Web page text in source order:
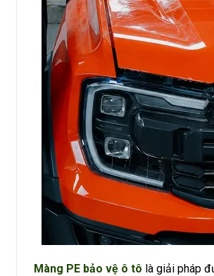
Màng PE bảo vệ ô tô là giải pháp